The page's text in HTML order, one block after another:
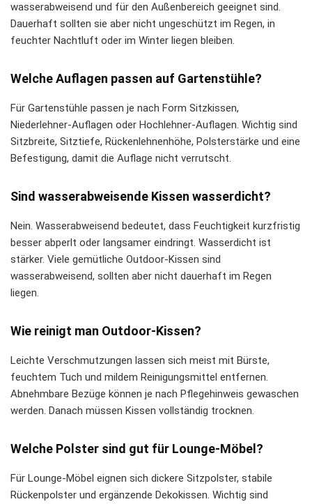
wasserabweisend und für den Außenbereich geeignet sind.
Dauerhaft sollten sie aber nicht ungeschützt im Regen, in
feuchter Nachtluft oder im Winter liegen bleiben.
Welche Auflagen passen auf Gartenstühle?
Für Gartenstühle passen je nach Form Sitzkissen,
Niederlehner-Auflagen oder Hochlehner-Auflagen. Wichtig sind
Sitzbreite, Sitztiefe, Rückenlehnenhöhe, Polsterstärke und eine
Befestigung, damit die Auflage nicht verrutscht.
Sind wasserabweisende Kissen wasserdicht?
Nein. Wasserabweisend bedeutet, dass Feuchtigkeit kurzfristig
besser abperlt oder langsamer eindringt. Wasserdicht ist
stärker. Viele gemütliche Outdoor-Kissen sind
wasserabweisend, sollten aber nicht dauerhaft im Regen
liegen.
Wie reinigt man Outdoor-Kissen?
Leichte Verschmutzungen lassen sich meist mit Bürste,
feuchtem Tuch und mildem Reinigungsmittel entfernen.
Abnehmbare Bezüge können je nach Pflegehinweis gewaschen
werden. Danach müssen Kissen vollständig trocknen.
Welche Polster sind gut für Lounge-Möbel?
Für Lounge-Möbel eignen sich dickere Sitzpolster, stabile
Rückenpolster und ergänzende Dekokissen. Wichtig sind